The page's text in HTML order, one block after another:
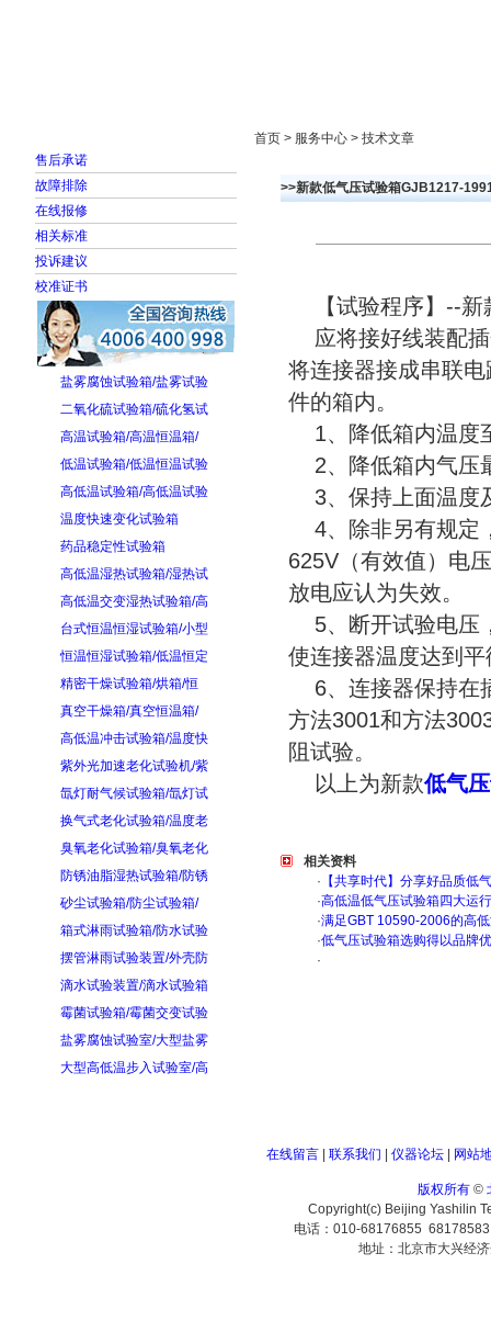
售后承诺
故障排除
在线报修
相关标准
投诉建议
校准证书
盐雾腐蚀试验箱/盐雾试验
二氧化硫试验箱/硫化氢试
高温试验箱/高温恒温箱/
低温试验箱/低温恒温试验
高低温试验箱/高低温试验
温度快速变化试验箱
药品稳定性试验箱
高低温湿热试验箱/湿热试
高低温交变湿热试验箱/高
台式恒温恒湿试验箱/小型
恒温恒湿试验箱/低温恒定
精密干燥试验箱/烘箱/恒
真空干燥箱/真空恒温箱/
高低温冲击试验箱/温度快
紫外光加速老化试验机/紫
氙灯耐气候试验箱/氙灯试
换气式老化试验箱/温度老
臭氧老化试验箱/臭氧老化
防锈油脂湿热试验箱/防锈
砂尘试验箱/防尘试验箱/
箱式淋雨试验箱/防水试验
摆管淋雨试验装置/外壳防
滴水试验装置/滴水试验箱
霉菌试验箱/霉菌交变试验
盐雾腐蚀试验室/大型盐雾
大型高低温步入试验室/高
首页 > 服务中心 > 技术文章
>>新款低气压试验箱GJB1217-
【试验程序】--新
应将接好线装配插
将连接器接成串联
件的箱内。
1、降低箱内温度
2、降低箱内气压
3、保持上面温度
4、除非另有规定
625V（有效值）电
放电应认为失效。
5、断开试验电压
使连接器温度达到平
6、连接器保持在
方法3001和方法
阻试验。
以上为新款低气
相关资料
· 【共享时代】分享好品质低
·高低温低气压试验箱四大运
·满足GBT 10590-2006的高
·低气压试验箱选购得以品牌
·
在线留言| 联系我们 仪器论坛| 网站
版权所有©
Copyright(c) Beijing Yashilin
电话：010-68176855
地址：北京市大兴经